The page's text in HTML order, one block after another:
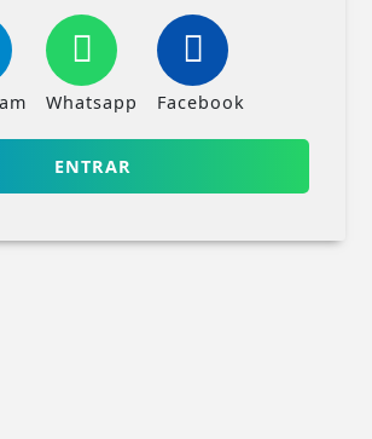
Whatsapp Facebook
ENTRAR